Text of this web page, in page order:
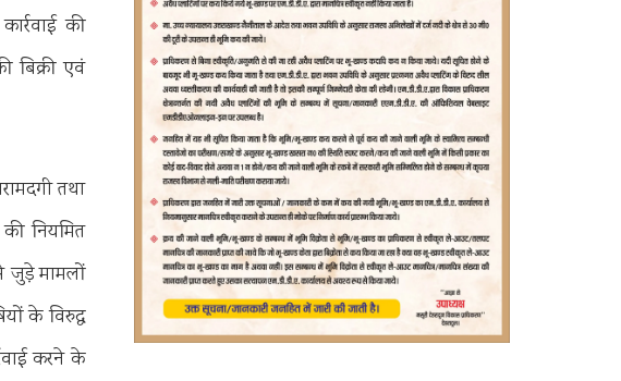
की
बिक्री एवं
तथा
नियमित
जुड़े मामलों
के विरुद्ध
करने के